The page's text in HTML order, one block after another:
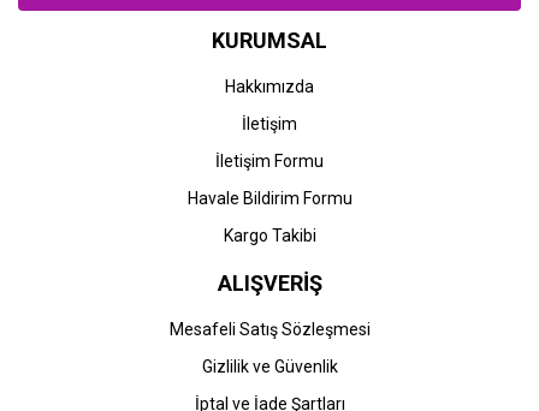
KURUMSAL
Hakkımızda
İletişim
İletişim Formu
Havale Bildirim Formu
Kargo Takibi
ALIŞVERİŞ
Mesafeli Satış Sözleşmesi
Gizlilik ve Güvenlik
İptal ve İade Şartları